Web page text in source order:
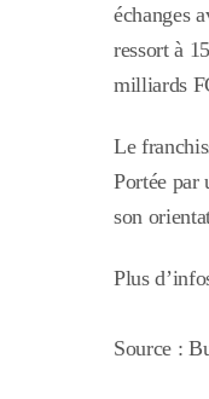
échanges
ressort à
milliards
Le
Portée par
son
Plus
Source :